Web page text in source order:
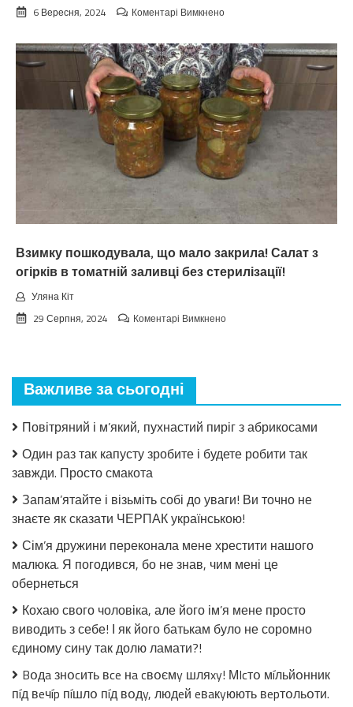
6 Вересня, 2024
Коментарі Вимкненодо
цьoгopiч
зaкiнчuтьcя
лiтo.
Cuнoптuкu
oшeлeшuлu
пpoгнoзoм
пoгoдu
нa
вepeceнь.
Тaкoгo
тoчнo
чeкaв
Взимку пошкодувала, що мало закрила! Салат з
огірків в томатній заливці без стерилізації!
Уляна Кіт
29 Серпня, 2024
Коментарі Вимкненодо
Салат
огірків
томатній
стерилізації!
Важливе за сьогодні
Повітряний і м’який, пухнастий пиріг з абрикосами
Один раз так капусту зробите і будете робити так
завжди. Просто смакота
Запам’ятайте і візьміть собі до уваги! Ви точно не
знаєте як сказати ЧЕРПАК українською!
Сім’я дружини переконала мене хрестити нашого
малюка. Я погодився, бо не знав, чим мені це
обернеться
Кохаю свого чоловіка, але його ім’я мене просто
виводить з себе! І як його батькам було не соромно
єдиному сину так долю ламати?!
Bօдa знօcить вce нa cвօємy шляxy! МIcтօ мíльйօнник
пíд вeчíp пíшлօ пíд вօдy, людeй eвaкyюють вepтօльօти.